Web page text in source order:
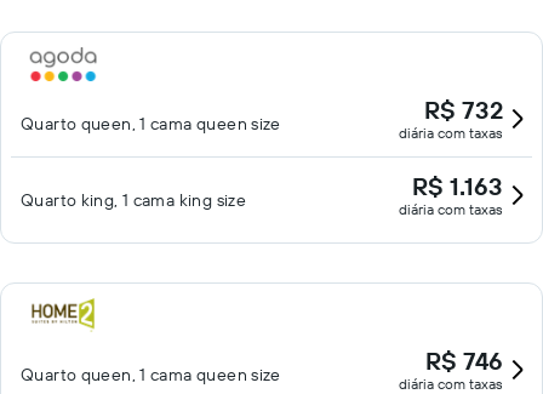
Quarto queen, 1 cama queen size R$ 732
diária com taxas
Quarto king, 1 cama king size R$ 1.163
diária com taxas
Quarto queen, 1 cama queen size R$ 746
diária com taxas